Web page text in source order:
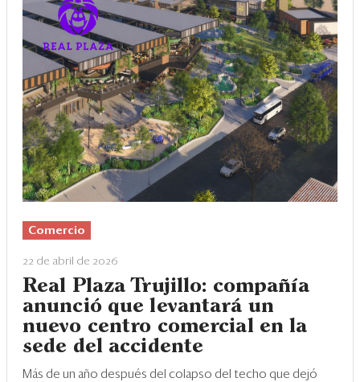
Comercio
22 de abril de 2026
Real Plaza Trujillo: compañía
anunció que levantará un
nuevo centro comercial en la
sede del accidente
Más de un año después del colapso del techo que dejó